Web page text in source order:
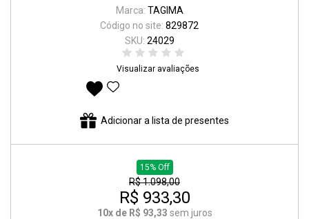
Marca: TAGIMA
Código no site: 829872
SKU: 24029
Visualizar avaliações
Adicionar a lista de presentes
15% Off
R$ 1.098,00
R$ 933,30
10x de R$ 93,33 sem juros